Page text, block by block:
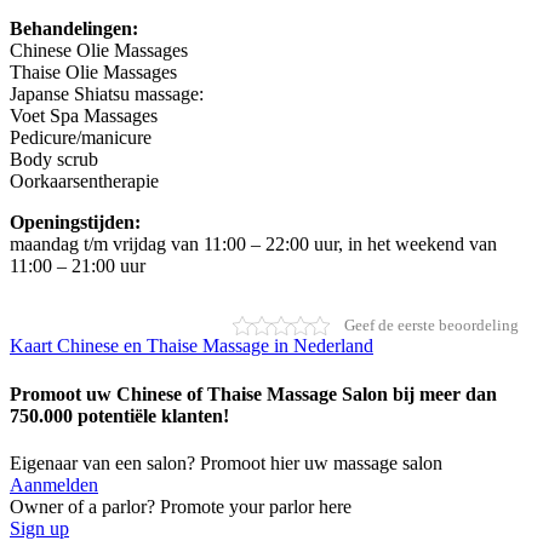
Behandelingen:
Chinese Olie Massages
Thaise Olie Massages
Japanse Shiatsu massage:
Voet Spa Massages
Pedicure/manicure
Body scrub
Oorkaarsentherapie
Openingstijden:
maandag t/m vrijdag van 11:00 – 22:00 uur, in het weekend van
11:00 – 21:00 uur
Geef de eerste beoordeling
Kaart Chinese en Thaise Massage in Nederland
Promoot uw Chinese of Thaise Massage Salon bij meer dan
750.000 potentiële klanten!
Eigenaar van een salon? Promoot hier uw massage salon
Aanmelden
Owner of a parlor? Promote your parlor here
Sign up